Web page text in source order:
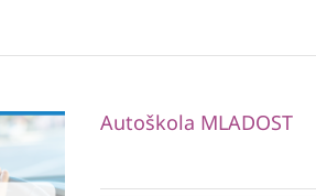
Autoškola MLADOST